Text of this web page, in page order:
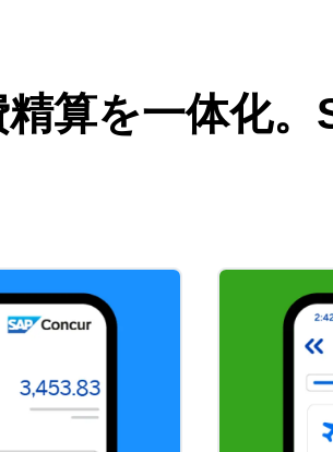
精算を一体化